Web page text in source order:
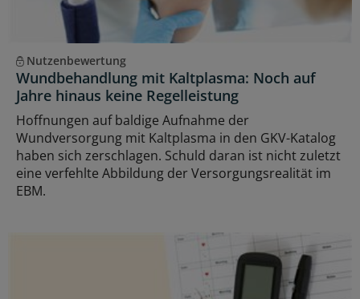
Nutzenbewertung
Wundbehandlung mit Kaltplasma: Noch auf
Jahre hinaus keine Regelleistung
Hoffnungen auf baldige Aufnahme der
Wundversorgung mit Kaltplasma in den GKV-Katalog
haben sich zerschlagen. Schuld daran ist nicht zuletzt
eine verfehlte Abbildung der Versorgungsrealität im
EBM.